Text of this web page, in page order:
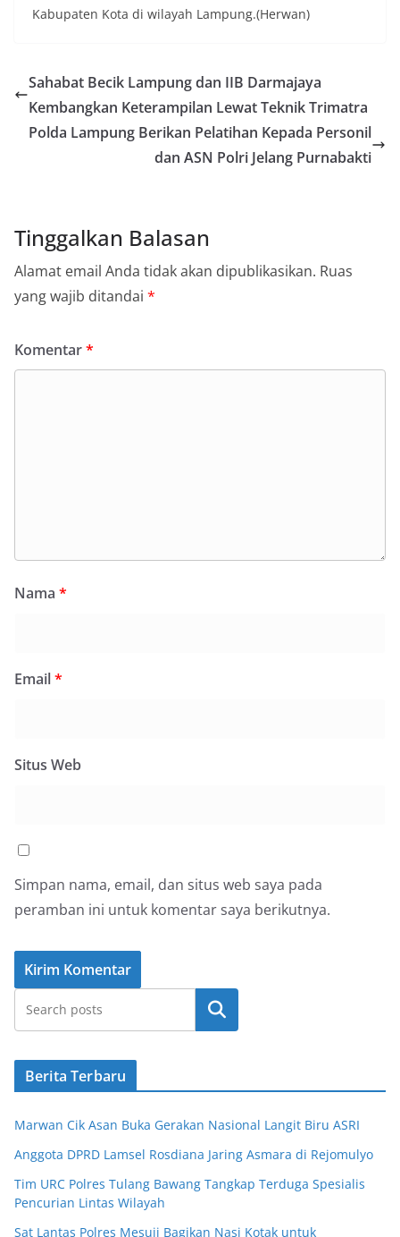
Kabupaten Kota di wilayah Lampung.(Herwan)
Sahabat Becik Lampung dan IIB Darmajaya
Kembangkan Keterampilan Lewat Teknik Trimatra
Polda Lampung Berikan Pelatihan Kepada Personil
dan ASN Polri Jelang Purnabakti
Tinggalkan Balasan
Alamat email Anda tidak akan dipublikasikan. Ruas
yang wajib ditandai *
Komentar*
Nama *
Email*
Situs Web
Simpan nama, email, dan situs web saya pada
peramban ini untuk komentar saya berikutnya.
Cari
Berita Terbaru
Marwan Cik Asan Buka Gerakan Nasional Langit Biru ASRI
Anggota DPRD Lamsel Rosdiana Jaring Asmara di Rejomulyo
Tim URC Polres Tulang Bawang Tangkap Terduga Spesialis
Pencurian Lintas Wilayah
Sat Lantas Polres Mesuji Bagikan Nasi Kotak untuk